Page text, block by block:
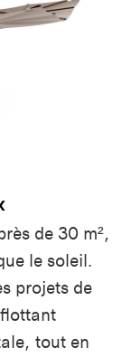
de 30 m²,
le soleil.
projets de
tout en